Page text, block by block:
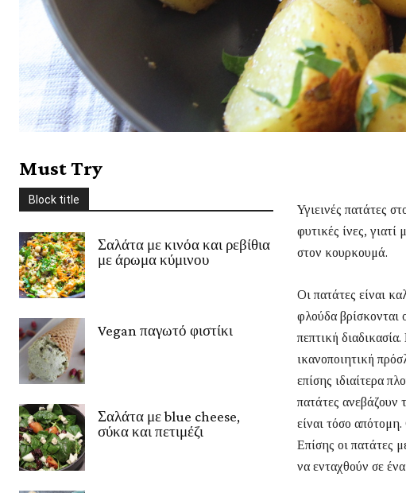
Must Try
Block title
Διαβήτης
Ζυμαρικά
Θηλασμός
Κέικ
Κόκκινο κρέας
Κουζίνα
Λαχανικά
Μπισκότα
Νηστεία
Ξηροί καρποί και σπόροι
Οργάνωση
Όσπρια
Παιδιά
Παραδοσιακές συνταγές
Πάσχα
Πατάτα
Περιβάλλον Πίτες
Πίτσα
Πρωινό
πρωτείνη
Σαλάτα
Σάλτσα
Σνακ Σοκολάτα
Σούπα
Σαλάτα με κινόα και ρεβίθια
με άρωμα κύμινου
Vegan παγωτό φιστίκι
Σαλάτα με blue cheese,
σύκα και πετιμέζι
Υγιεινές πατάτες
φυτικές ίνες,
στον κουρκουμά.
Οι πατάτες είναι
φλούδα βρίσκονται
πεπτική
ικανοποιητική
επίσης ιδιαίτερα
πατάτες ανεβάζουν
είναι τόσο
Επίσης οι πατάτες
να ενταχθούν σε